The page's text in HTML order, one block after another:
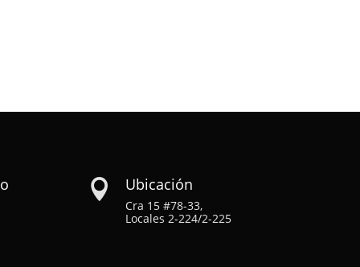
 Ubicación
Cra 15 #78-33,
Locales 2-224/2-225